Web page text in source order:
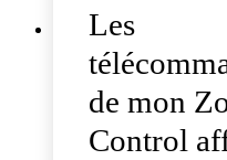
Les
de mon
Control